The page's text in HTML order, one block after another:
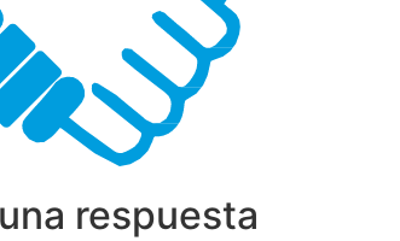
respuesta